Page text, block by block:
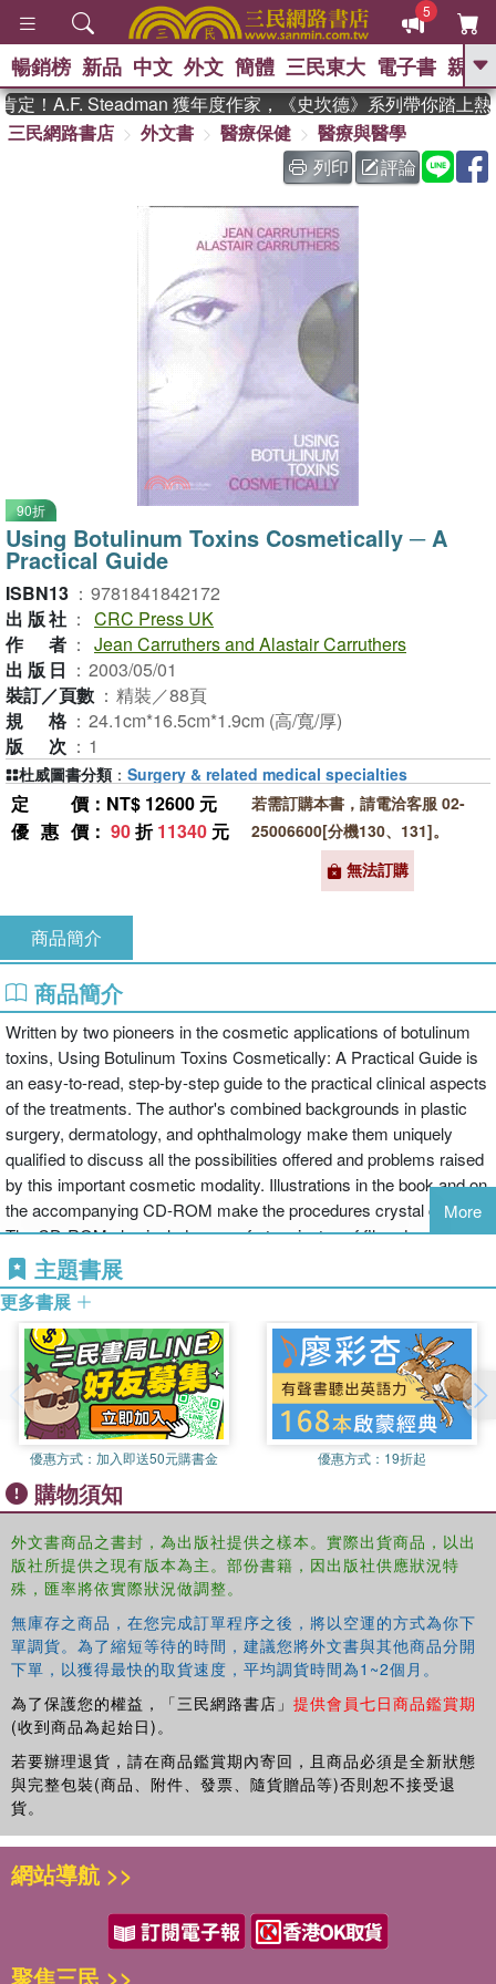
5
GO
熱搜： 東野圭吾 、 The Odyssey
、 如果歷史是一群喵 、 暑期
國際布克獎 臺灣漫遊錄 、 方
念華 、 台灣的李登輝時代
孩：黎曼猜想 、 偉大的迷走神經
暢銷榜 新品 中文 外文 簡體 三民東大 電子書 親子
！A.F. Steadman 獲年度作家，《史坎德》系列帶你踏上熱
三民網路書店
外文書 醫療保健
醫療與醫學
列印
評論
90折
Using Botulinum Toxins Cosmetically ─ A
Practical Guide
ISBN13 ： 9781841842172
出版社 ： CRC Press UK
作者 ： Jean Carruthers and Alastair Carruthers
出版日 ： 2003/05/01
裝訂／頁數 ： 精裝／88頁
規格 ： 24.1cm*16.5cm*1.9cm (高/寬/厚)
版次 ： 1
定價 ：NT$ 12600 元
優惠價 ： 90折11340 元
若需訂購本書，請電洽客服 02-
25006600[分機130、131]。
無法訂購
杜威圖書分類 ： Surgery & related medical specialties
商品簡介
商品簡介
Written by two pioneers in the cosmetic applications of botulinum
toxins, Using Botulinum Toxins Cosmetically: A Practical Guide is
an easy-to-read, step-by-step guide to the practical clinical aspects
of the treatments. The author's combined backgrounds in plastic
surgery, dermatology, and ophthalmology make them uniquely
qualified to discuss all the possibilities offered and problems raised
by this important cosmetic modality. Illustrations in the book and on
the accompanying CD-ROM make the procedures crystal clear.
The CD-ROM also includes over forty minutes of filmed
procedures with commentary. Even the most experienced injector
will learn tips and tricks from this work.
More
主題書展
更多書展
優惠方式： 加入即送50元購書金 優惠方式： 19折起
購物須知
外文書商品之書封，為出版社提供之樣本。實際出貨商品，以出
版社所提供之現有版本為主。部份書籍，因出版社供應狀況特
殊，匯率將依實際狀況做調整。
無庫存之商品，在您完成訂單程序之後，將以空運的方式為你下
單調貨。為了縮短等待的時間，建議您將外文書與其他商品分開
下單，以獲得最快的取貨速度，平均調貨時間為1~2個月。
為了保護您的權益，「三民網路書店」 提供會員七日商品鑑賞期
(收到商品為起始日)。
若要辦理退貨，請在商品鑑賞期內寄回，且商品必須是全新狀態
與完整包裝(商品、附件、發票、隨貨贈品等)否則恕不接受退
貨。
網站導航 >>
聚焦三民 >>